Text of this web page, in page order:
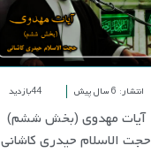
انتشار: 6 سال پیش 44بازدید
آیات مهدوی (بخش ششم)
حجت الاسلام حیدری کاشانی